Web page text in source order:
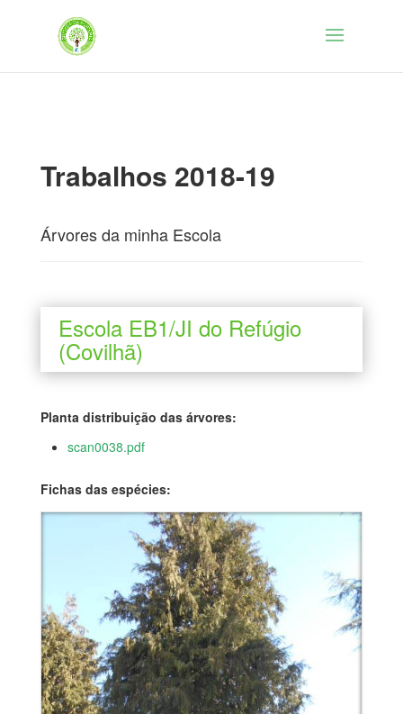
Trabalhos 2018-19
Árvores da minha Escola
Escola EB1/JI do Refúgio
(Covilhã)
Planta distribuição das árvores:
scan0038.pdf
Fichas das espécies: